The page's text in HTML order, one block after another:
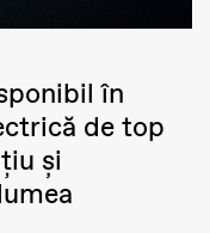
în
de top
și